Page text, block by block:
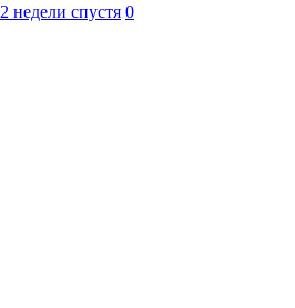
2 недели спустя 0